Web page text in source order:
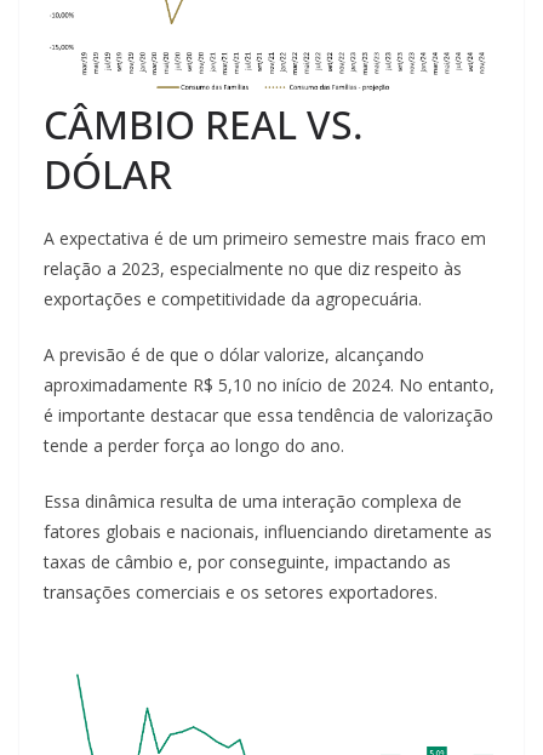
CÂMBIO REAL VS.
DÓLAR
A expectativa é de um primeiro semestre mais fraco em
relação a 2023, especialmente no que diz respeito às
exportações e competitividade da agropecuária.
A previsão é de que o dólar valorize, alcançando
aproximadamente R$ 5,10 no início de 2024. No entanto,
é importante destacar que essa tendência de valorização
tende a perder força ao longo do ano.
Essa dinâmica resulta de uma interação complexa de
fatores globais e nacionais, influenciando diretamente as
taxas de câmbio e, por conseguinte, impactando as
transações comerciais e os setores exportadores.